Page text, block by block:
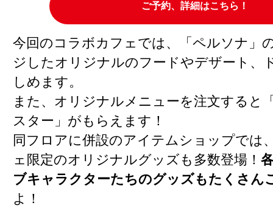
ご予約、詳細はこちら！
今回のコラボカフェでは、「ペルソナ」
ジしたオリジナルのフードやデザート、
しめます。
また、オリジナルメニューを注文すると
スター」がもらえます！
同フロアに併設のアイテムショップでは
ェ限定のオリジナルグッズも多数登場！
ブキャラクターたちのグッズもたくさん
よ！